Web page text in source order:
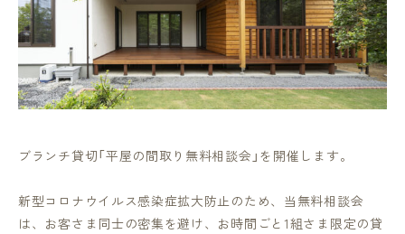
ブランチ貸切「平屋の間取り無料相談会」を開催します。
新型コロナウイルス感染症拡大防止のため、当無料相談会
は、お客さま同士の密集を避け、お時間ごと1組さま限定の貸